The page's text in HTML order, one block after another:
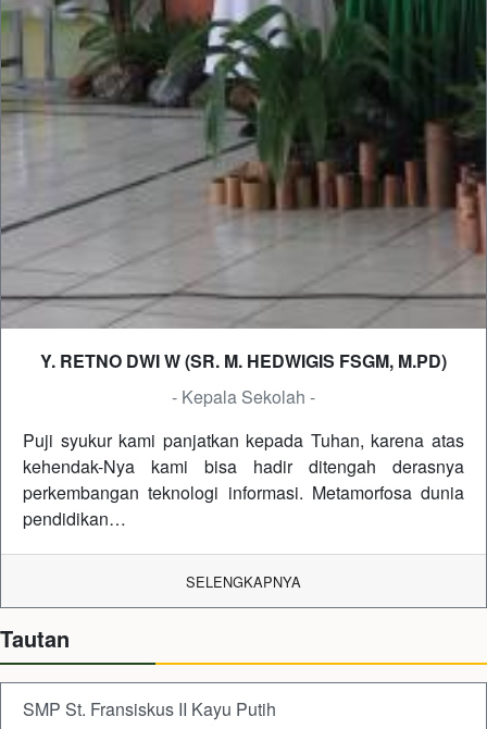
Y. RETNO DWI W (SR. M. HEDWIGIS FSGM, M.PD)
- Kepala Sekolah -
Puji syukur kami panjatkan kepada Tuhan, karena atas
kehendak-Nya kami bisa hadir ditengah derasnya
perkembangan teknologi informasi. Metamorfosa dunia
pendidikan…
SELENGKAPNYA
Tautan
SMP St. Fransiskus II Kayu Putih